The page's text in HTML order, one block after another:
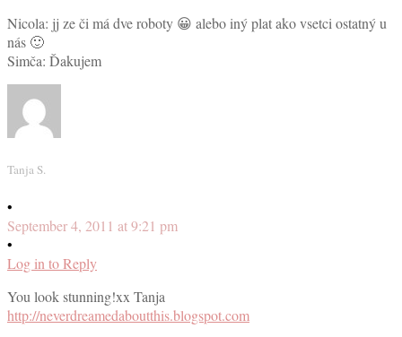
Nicola: jj ze či má dve roboty 😀 alebo iný plat ako vsetci ostatný u
nás 🙂
Simča: Ďakujem
Tanja S.
•
September 4, 2011 at 9:21 pm
•
Log in to Reply
You look stunning!xx Tanja
http://neverdreamedaboutthis.blogspot.com